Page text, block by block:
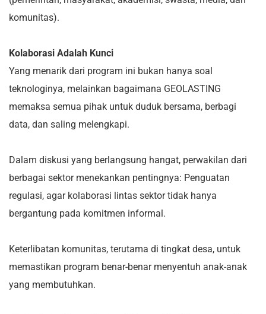
komunitas).
Kolaborasi Adalah Kunci
Yang menarik dari program ini bukan hanya soal
teknologinya, melainkan bagaimana GEOLASTING
memaksa semua pihak untuk duduk bersama, berbagi
data, dan saling melengkapi.
Dalam diskusi yang berlangsung hangat, perwakilan dari
berbagai sektor menekankan pentingnya: Penguatan
regulasi, agar kolaborasi lintas sektor tidak hanya
bergantung pada komitmen informal.
Keterlibatan komunitas, terutama di tingkat desa, untuk
memastikan program benar-benar menyentuh anak-anak
yang membutuhkan.